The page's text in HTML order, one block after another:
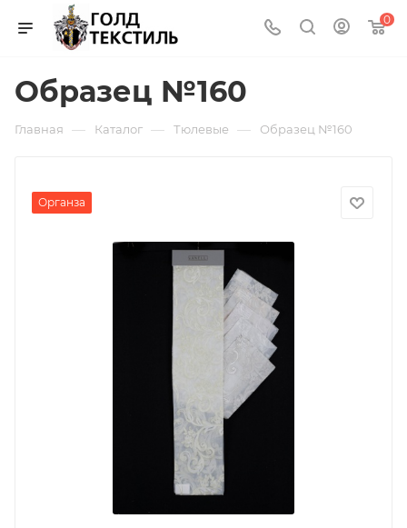
0
Образец №160
Главная — Каталог — Тюлевые — Образец №160
Органза